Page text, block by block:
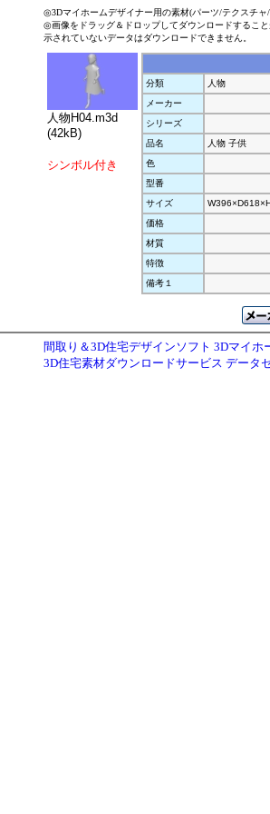
◎3Dマイホームデザイナー用の素材(パーツ/テクスチャ
◎画像をドラッグ＆ドロップしてダウンロードするこ
示されていないデータはダウンロードできません。
人物H04.m3d
(42kB)
シンボル付き
分類
人物
メーカー
シリーズ
品名
人物 子供
色
型番
サイズ
価格
材質
特徴
備考１
間取り＆3D住宅デザインソフト 3Dマイ
3D住宅素材ダウンロードサービス データ